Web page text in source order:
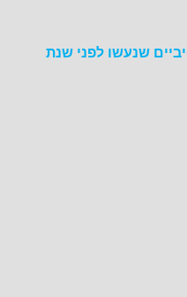
שנעשו לפני שנת